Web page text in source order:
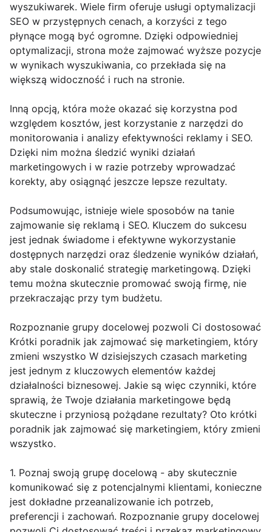
wyszukiwarek. Wiele firm oferuje usługi optymalizacji
SEO w przystępnych cenach, a korzyści z tego
płynące mogą być ogromne. Dzięki odpowiedniej
optymalizacji, strona może zajmować wyższe pozycje
w wynikach wyszukiwania, co przekłada się na
większą widoczność i ruch na stronie.
Inną opcją, która może okazać się korzystna pod
względem kosztów, jest korzystanie z narzędzi do
monitorowania i analizy efektywności reklamy i SEO.
Dzięki nim można śledzić wyniki działań
marketingowych i w razie potrzeby wprowadzać
korekty, aby osiągnąć jeszcze lepsze rezultaty.
Podsumowując, istnieje wiele sposobów na tanie
zajmowanie się reklamą i SEO. Kluczem do sukcesu
jest jednak świadome i efektywne wykorzystanie
dostępnych narzędzi oraz śledzenie wyników działań,
aby stale doskonalić strategię marketingową. Dzięki
temu można skutecznie promować swoją firmę, nie
przekraczając przy tym budżetu.
Rozpoznanie grupy docelowej pozwoli Ci dostosować
Krótki poradnik jak zajmować się marketingiem, który
zmieni wszystko W dzisiejszych czasach marketing
jest jednym z kluczowych elementów każdej
działalności biznesowej. Jakie są więc czynniki, które
sprawią, że Twoje działania marketingowe będą
skuteczne i przyniosą pożądane rezultaty? Oto krótki
poradnik jak zajmować się marketingiem, który zmieni
wszystko.
1. Poznaj swoją grupę docelową - aby skutecznie
komunikować się z potencjalnymi klientami, konieczne
jest dokładne przeanalizowanie ich potrzeb,
preferencji i zachowań. Rozpoznanie grupy docelowej